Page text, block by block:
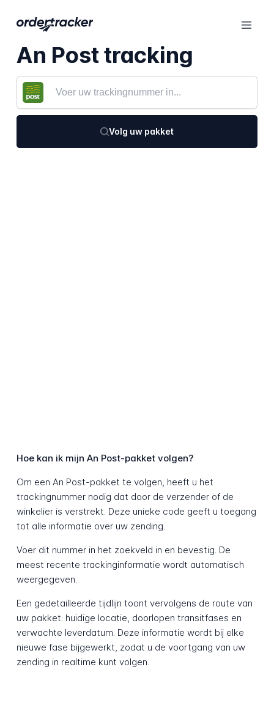
An Post tracking
Volg uw pakket
Hoe kan ik mijn An Post-pakket volgen?
Om een An Post-pakket te volgen, heeft u het
trackingnummer nodig dat door de verzender of de
winkelier is verstrekt. Deze unieke code geeft u toegang
tot alle informatie over uw zending.
Voer dit nummer in het zoekveld in en bevestig. De
meest recente trackinginformatie wordt automatisch
weergegeven.
Een gedetailleerde tijdlijn toont vervolgens de route van
uw pakket: huidige locatie, doorlopen transitfases en
verwachte leverdatum. Deze informatie wordt bij elke
nieuwe fase bijgewerkt, zodat u de voortgang van uw
zending in realtime kunt volgen.